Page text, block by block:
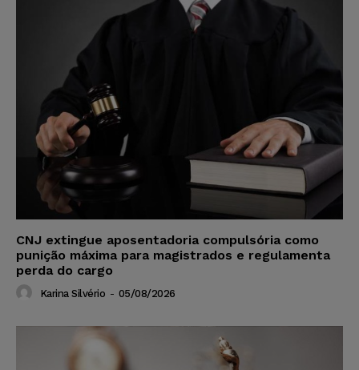
CNJ extingue aposentadoria compulsória como
punição máxima para magistrados e regulamenta
perda do cargo
Karina Silvério - 05/08/2026